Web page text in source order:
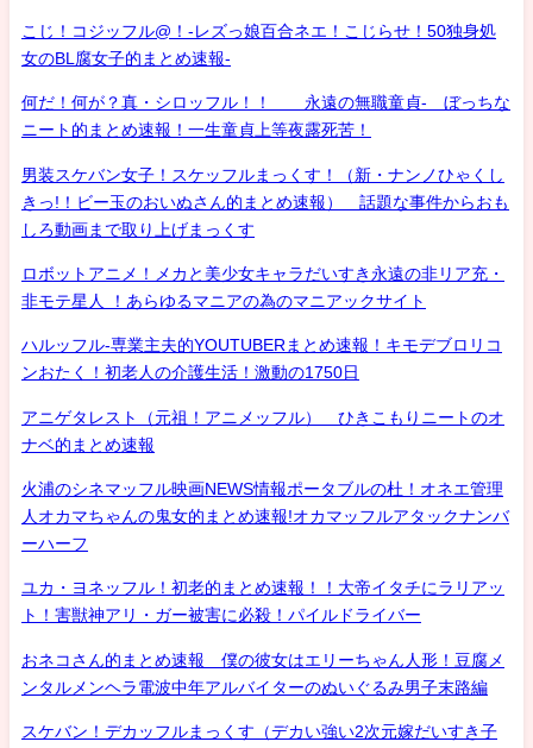
こじ！コジッフル@！-レズっ娘百合ネエ！こじらせ！50独身処
女のBL腐女子的まとめ速報-
何だ！何が？真・シロッフル！！ 永遠の無職童貞- ぼっちな
ニート的まとめ速報！一生童貞上等夜露死苦！
男装スケバン女子！スケッフルまっくす！（新・ナンノひゃくし
きっ!！ビー玉のおいぬさん的まとめ速報） 話題な事件からおも
しろ動画まで取り上げまっくす
ロボットアニメ！メカと美少女キャラだいすき永遠の非リア充・
非モテ星人 ！あらゆるマニアの為のマニアックサイト
ハルッフル-専業主夫的YOUTUBERまとめ速報！キモデブロリコ
ンおたく！初老人の介護生活！激動の1750日
アニゲタレスト（元祖！アニメッフル） ひきこもりニートのオ
ナベ的まとめ速報
火浦のシネマッフル映画NEWS情報ポータブルの杜！オネエ管理
人オカマちゃんの鬼女的まとめ速報!オカマッフルアタックナンバ
ーハーフ
ユカ・ヨネッフル！初老的まとめ速報！！大帝イタチにラリアッ
ト！害獣神アリ・ガー被害に必殺！パイルドライバー
おネコさん的まとめ速報 僕の彼女はエリーちゃん人形！豆腐メ
ンタルメンヘラ電波中年アルバイターのぬいぐるみ男子末路編
スケバン！デカッフルまっくす（デカい強い2次元嫁だいすき子